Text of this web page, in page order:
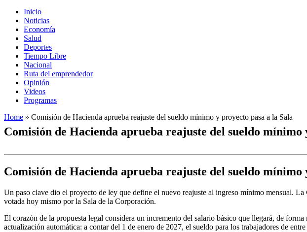
Inicio
Noticias
Economía
Salud
Deportes
Tiempo Libre
Nacional
Ruta del emprendedor
Opinión
Videos
Programas
Home » Comisión de Hacienda aprueba reajuste del sueldo mínimo y proyecto pasa a la Sala
Comisión de Hacienda aprueba reajuste del sueldo mínimo
Comisión de Hacienda aprueba reajuste del sueldo mínimo
Un paso clave dio el proyecto de ley que define el nuevo reajuste al ingreso mínimo mensual.
votada hoy mismo por la Sala de la Corporación.
El corazón de la propuesta legal considera un incremento del salario básico que llegará, de
actualización automática: a contar del 1 de enero de 2027, el sueldo para los trabajadores de